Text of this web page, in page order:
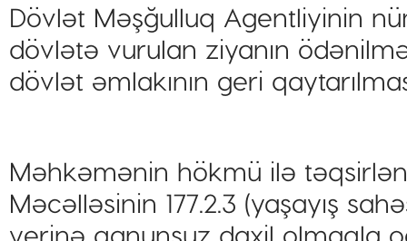
Dövlət Məşğulluq Agentliyinin
dövlətə vurulan ziyanın
dövlət əmlakının geri
Məhkəmənin hökmü ilə
Məcəlləsinin 177.2.3 (yaşayış
yerinə qanunsuz daxil olmaqla